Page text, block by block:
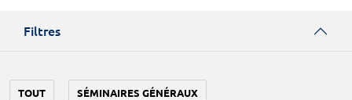
Filtres
TOUT SÉMINAIRES GÉNÉRAUX